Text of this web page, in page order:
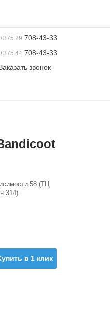
+375 29 708-43-33
+375 44708-43-33
звонок
58 (ТЦ
314)
в 1 клик